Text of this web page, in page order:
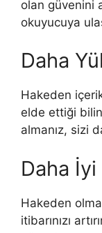
olan güvenini
okuyucuya
Daha
Hakeden
elde ettiği
almanız, sizi
Daha
Hakeden
itibarınızı